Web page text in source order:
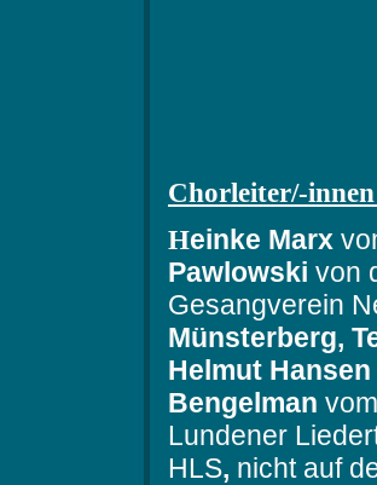
Chorleiter/-
Heinke Marx
Pawlowski von
Gesangverein
Münsterberg,
Helmut Hansen
Bengelman
Lundener
HLS, nicht auf